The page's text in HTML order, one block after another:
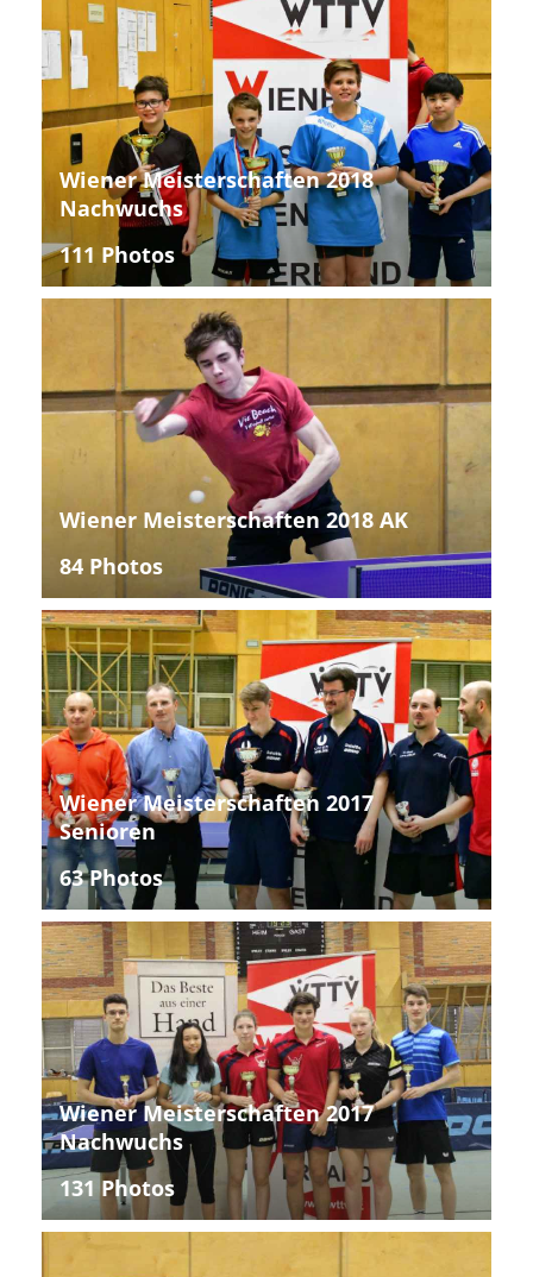
Wiener Meisterschaften 2018
Nachwuchs
111 Photos
Wiener Meisterschaften 2018 AK
84 Photos
Wiener Meisterschaften 2017
Senioren
63 Photos
Wiener Meisterschaften 2017
Nachwuchs
131 Photos